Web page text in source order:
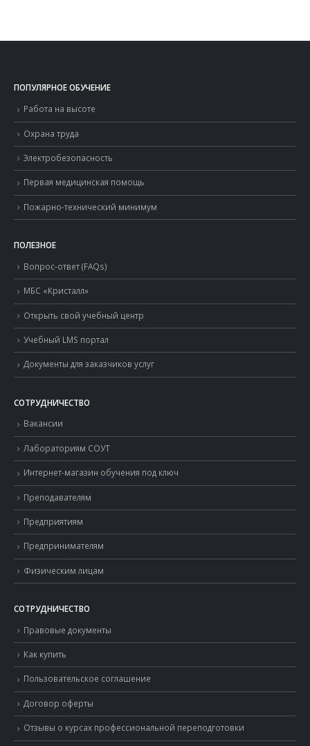
ПОПУЛЯРНОЕ ОБУЧЕНИЕ
Работа на высоте
Охрана труда
Электробезопасность
Первая медицинская помощь
Пожарно-технический минимум
ПОЛЕЗНОЕ
Вопрос-ответ (FAQs)
МБС «Кристалл»
Открыть свой учебный центр
Учебный LMS портал
Документы для заказчиков услуг
СОТРУДНИЧЕСТВО
Вакансии
Лабораториям СОУТ
Интернет-магазин обучения под ключ
Преподавателям
Предприятиям
Предпринимателям
Физическим лицам
СОТРУДНИЧЕСТВО
Правовые документы
Как купить
Пользовательское соглашение
Договор оферты
Отзывы о курсах профессиональной переподготовки